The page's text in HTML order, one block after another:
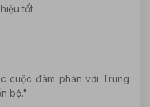
tốt.
cuộc đàm phán với Trung
bộ."